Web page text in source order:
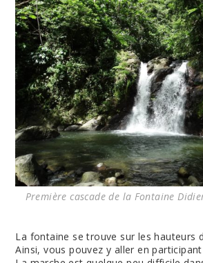
Première cascade de la Fontaine
La fontaine se trouve sur les hauteurs
Ainsi, vous pouvez y aller en